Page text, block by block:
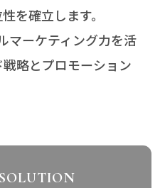
を確立します。
マーケティング力を活
略とプロモーション